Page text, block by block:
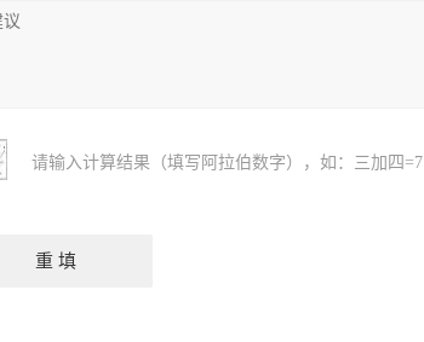
请输入计算结果（填写阿拉伯数字），如：三加四=7